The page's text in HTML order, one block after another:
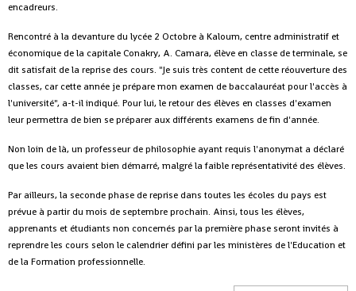
encadreurs.
Rencontré à la devanture du lycée 2 Octobre à Kaloum, centre administratif et
économique de la capitale Conakry, A. Camara, élève en classe de terminale, se
dit satisfait de la reprise des cours. "Je suis très content de cette réouverture des
classes, car cette année je prépare mon examen de baccalauréat pour l'accès à
l'université", a-t-il indiqué. Pour lui, le retour des élèves en classes d'examen
leur permettra de bien se préparer aux différents examens de fin d'année.
Non loin de là, un professeur de philosophie ayant requis l'anonymat a déclaré
que les cours avaient bien démarré, malgré la faible représentativité des élèves.
Par ailleurs, la seconde phase de reprise dans toutes les écoles du pays est
prévue à partir du mois de septembre prochain. Ainsi, tous les élèves,
apprenants et étudiants non concernés par la première phase seront invités à
reprendre les cours selon le calendrier défini par les ministères de l'Education et
de la Formation professionnelle.